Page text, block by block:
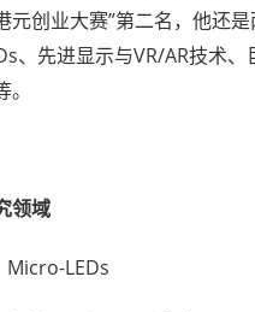
元创业大赛”第二名，他还
、先进显示与VR/AR技术
领域
Micro-LEDs